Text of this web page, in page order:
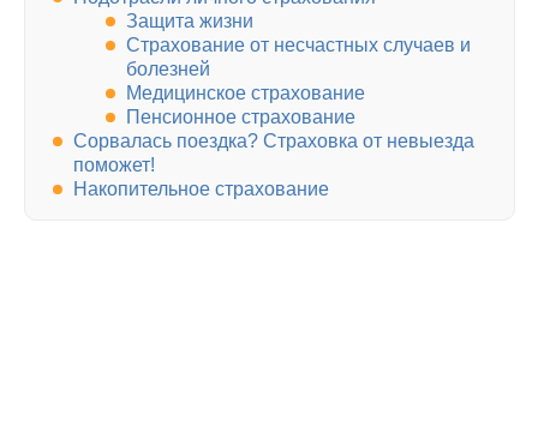
Защита жизни
Страхование от несчастных случаев и
болезней
Медицинское страхование
Пенсионное страхование
Сорвалась поездка? Страховка от невыезда
поможет!
Накопительное страхование